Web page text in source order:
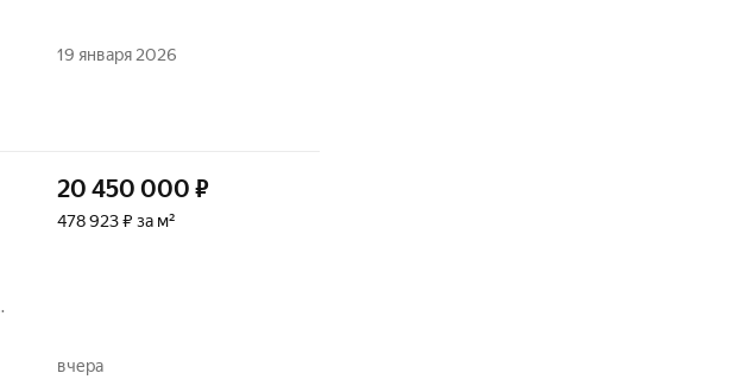
19 января 2026
20 450 000 ₽
478 923 ₽ за м²
вчера